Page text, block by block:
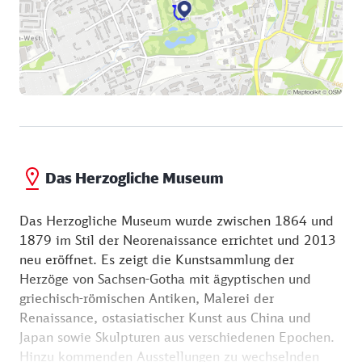
Das Herzogliche Museum
Das Herzogliche Museum wurde zwischen 1864 und
1879 im Stil der Neorenaissance errichtet und 2013
neu eröffnet. Es zeigt die Kunstsammlung der
Herzöge von Sachsen-Gotha mit ägyptischen und
griechisch-römischen Antiken, Malerei der
Renaissance, ostasiatischer Kunst aus China und
Japan sowie Skulpturen aus verschiedenen Epochen.
Hinzu kommenden Ausstellungen zu wechselnden